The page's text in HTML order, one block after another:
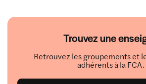
Trouvez une
Retrouvez les groupements et
adhérents à la FCA.